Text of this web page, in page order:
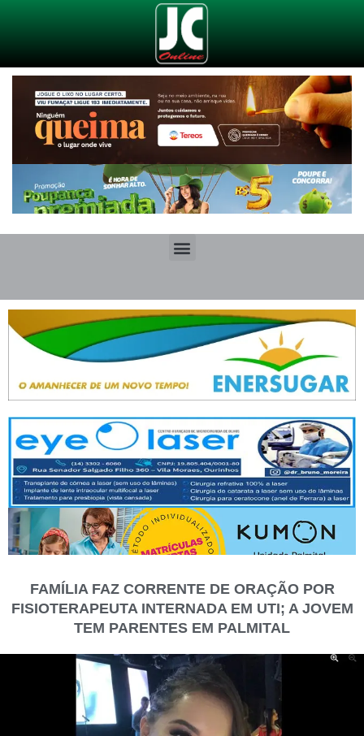
FAMÍLIA FAZ CORRENTE DE ORAÇÃO POR
FISIOTERAPEUTA INTERNADA EM UTI; A JOVEM
TEM PARENTES EM PALMITAL